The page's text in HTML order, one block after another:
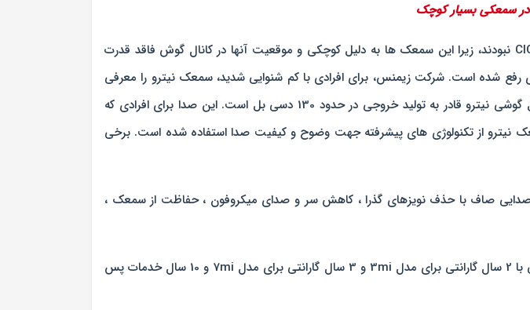
سمعکی بسیار کوچک
در گذشته، افرادی با کم شنوایی متوسط تا شدید قادر به استفاده از سمعک های کوچک CIC نبودند، زیرا این سمعک ها به دلیل کوچکی و موقعیت آنها در کانال گوش فاقد قدرت
شده است. شرکت زیمنس، برای افرادی با کم شنوایی شدید، سمعک نیترو را معرفی
کرده است. این سمعک با کیفیت در عین کوچکی قدرت زیادی را دارا است. سمعک داخل گوشی نیترو قادر به تولید خروجی در حدود 130 دسی بل است. این صدا برای افرادی که
نیترو از تکنولوژی های پیشرفته جهت وضوح و کیفیت صدا استفاده شده است. برخی
صاف با حذف نویزهای گذرا ، کاهش سر و صدای میکروفون ، حفاظت از سمعک ،
کلینیک سمعک نیک آوا سمعک نیترو را در دو مدل 7Micon و 3Micon به کاربران گرامی با 2 سال گارانتی برای مدل 3mi و 3 سال گارانتی برای مدل 7mi و 10 سال خدمات پس